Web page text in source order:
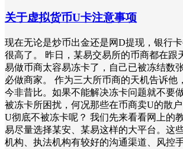
关于虚拟货币U卡注意事项
现在无论是炒币出金还是网D提现，银行
很高了。 昨日，某易交易所的币商都在跟
易做币商太容易冻卡了，自己已被冻结数
必做商家。 作为三大所币商的天机告诉他
今非昔比。如果不能解决冻卡问题就不要
被冻卡所困扰，何况那些在币商卖U的散
U彻底不被冻卡呢？ 我们先来看看网上的
易尽量选择某安、某易这样的大平台。这
机构、执法机构有较好的沟通渠道、风控